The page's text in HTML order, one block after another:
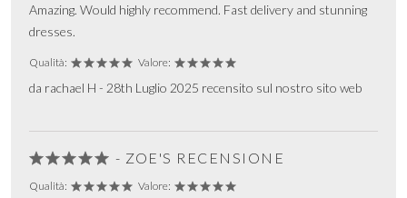
Amazing. Would highly recommend. Fast delivery and stunning
dresses.
Qualità: Valore:
da rachael H - 28th Luglio 2025 recensito sul nostro sito web
- ZOE'S RECENSIONE
Qualità: Valore: